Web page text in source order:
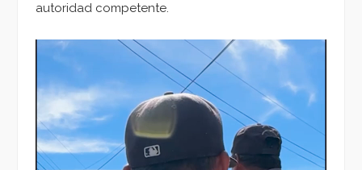
autoridad competente.
Reproductor
vídeo